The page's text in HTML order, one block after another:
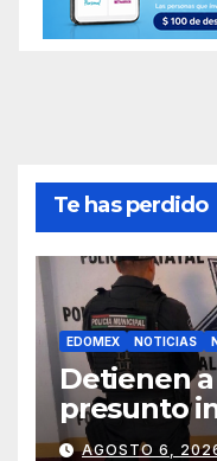
Te has perdido
EDOMEX NOTICIAS
Detienen
presunto
vehículo
AGOSTO 6,